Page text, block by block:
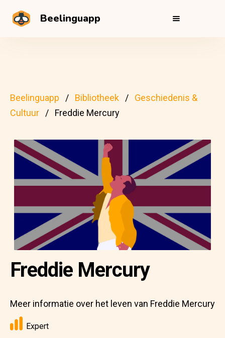
Beelinguapp
Beelinguapp Bibliotheek
Geschiedenis &
Cultuur
Freddie Mercury
Freddie Mercury
Meer informatie over het leven van Freddie Mercury
Expert